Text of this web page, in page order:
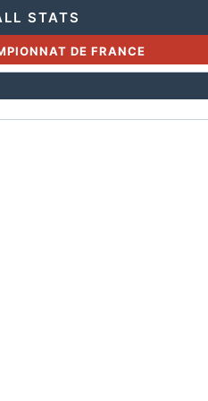
STATS
DE FRANCE